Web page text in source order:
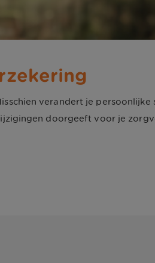
verandert je
doorgeeft voor je